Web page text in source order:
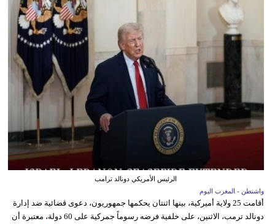
الرئيس الأمريكي دونالد ترامب
واشنطن - المغرب اليوم
أقامت 25 ولاية أميركية، بينها اثنتان يحكمها جمهوريون، دعوى قضائية ضد إدارة
دونالد ترمب، الاثنين، على خلفية فرضه رسوماً جمركية على 60 دولة، معتبرة أن